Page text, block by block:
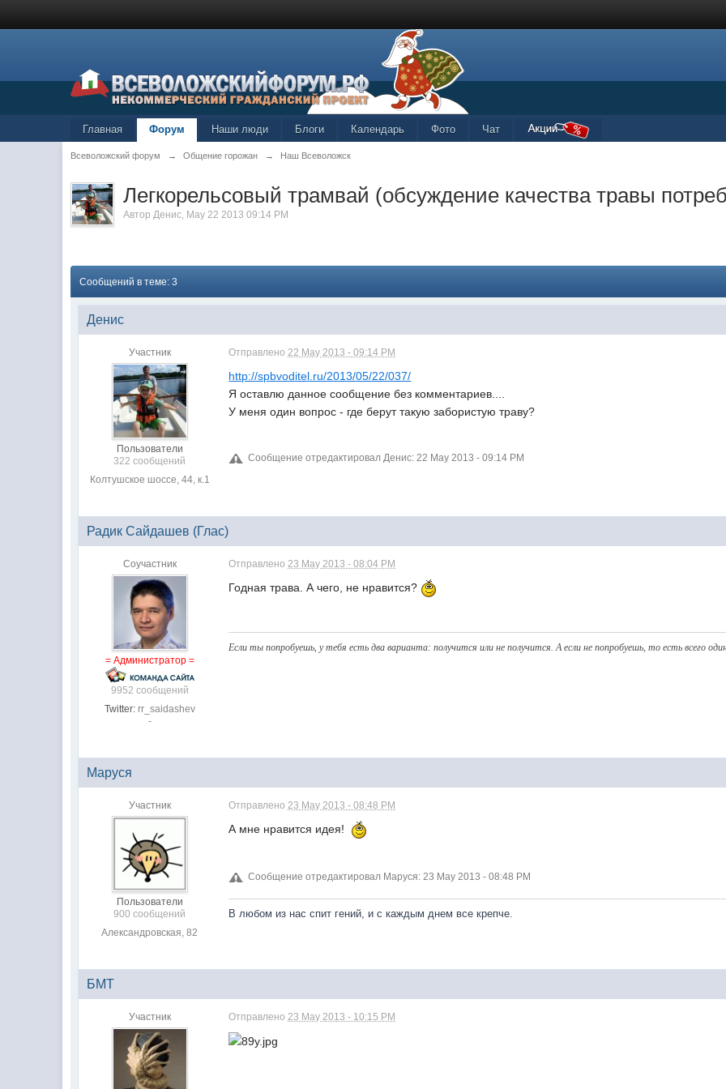
Главная Форум Наши люди Блоги Календарь Фото Чат
Всеволожский форум → Общение горожан → Наш Всеволожск
Легкорельсовый трамвай (обсуждение качества травы
АвторДенис, May 22 2013 09:14 PM
Сообщений в теме: 3
Денис
Участник
Пользователи
322 сообщений
Колтушское шоссе, 44, к.1
Отправлено22 May 2013 - 09:14 PM
http://spbvoditel.ru/2013/05/22/037/
Я оставлю данное сообщение без комментариев....
У меня один вопрос - где берут такую забористую траву?
Сообщение отредактировал Денис: 22 May 2013 - 09:14 PM
Радик Сайдашев (Глас)
Соучастник
= Администратор =
9952 сообщений
Twitter: rr_saidashev
-
Отправлено23 May 2013 - 08:04 PM
Годная трава. А чего, не нравится?
Если ты попробуешь, у тeбя есть два варианта: получитcя или не получится. А eсли не попробуешь, то eсть всего
Маруся
Участник
Пользователи
900 сообщений
Александровская, 82
Отправлено23 May 2013 - 08:48 PM
А мне нравится идея!
Сообщение отредактировал Маруся: 23 May 2013 - 08:48 PM
В любом из нас спит гений, и с каждым днем все крепче.
БМТ
Участник Отправлено23 May 2013 - 10:15 PM